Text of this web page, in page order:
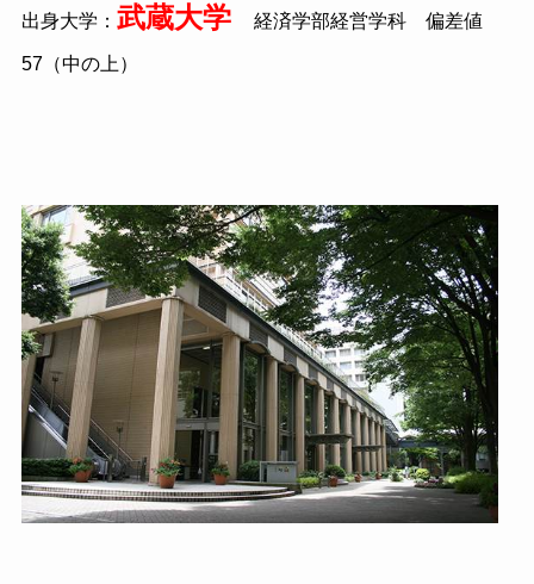
出身大学： 武蔵大学 経済学部経営学科 偏差値
57（中の上）